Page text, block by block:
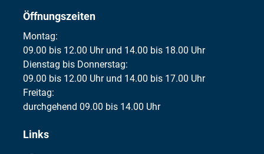
Öffnungszeiten
Montag:
09.00 bis 12.00 Uhr und 14.00 bis 18.00 Uhr
Dienstag bis Donnerstag:
09.00 bis 12.00 Uhr und 14.00 bis 17.00 Uhr
Freitag:
durchgehend 09.00 bis 14.00 Uhr
Links